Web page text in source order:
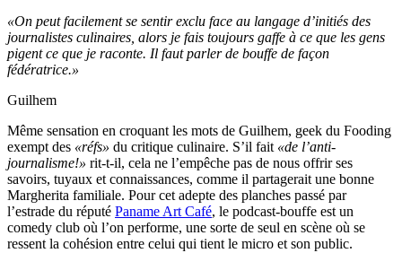
«On peut facilement se sentir exclu face au langage d’initiés des
journalistes culinaires, alors je fais toujours gaffe à ce que les gens
pigent ce que je raconte. Il faut parler de bouffe de façon
fédératrice.»
Guilhem
Même sensation en croquant les mots de Guilhem, geek du Fooding
exempt des «réfs» du critique culinaire. S’il fait «de l’anti-
journalisme!» rit-t-il, cela ne l’empêche pas de nous offrir ses
savoirs, tuyaux et connaissances, comme il partagerait une bonne
Margherita familiale. Pour cet adepte des planches passé par
l’estrade du réputé Paname Art Café, le podcast-bouffe est un
comedy club où l’on performe, une sorte de seul en scène où se
ressent la cohésion entre celui qui tient le micro et son public.